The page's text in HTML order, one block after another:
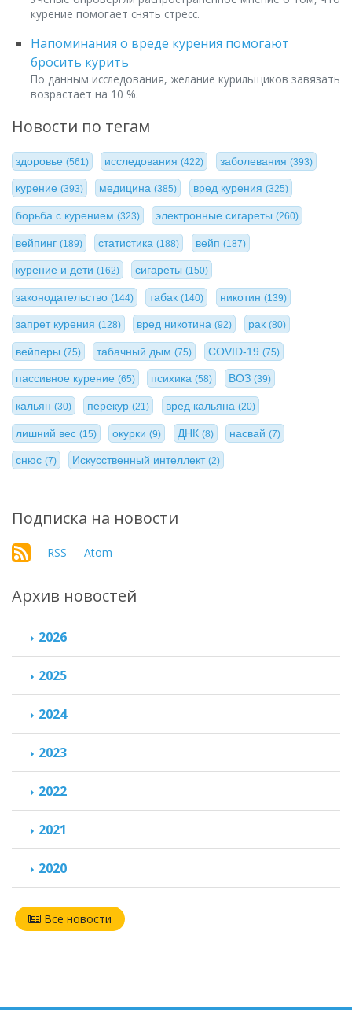
курение помогает снять стресс.
Напоминания о вреде курения помогают
бросить курить
По данным исследования, желание курильщиков завязать
возрастает на 10 %.
Новости по тегам
здоровье (561) исследования(422) заболевания (393)
курение (393) медицина(385) вред курения (325)
борьба с курением (323) электронные сигареты(260)
вейпинг (189) статистика(188) вейп (187)
курение и дети (162) сигареты(150)
законодательство (144) табак(140) никотин (139)
запрет курения (128) вред никотина(92) рак (80)
вейперы (75) табачный дым(75) COVID-19 (75)
пассивное курение (65) психика(58) ВОЗ (39)
кальян (30) перекур(21) вред кальяна (20)
лишний вес (15) окурки(9) ДНК (8) насвай(7)
снюс (7) Искусственный интеллект(2)
Подписка на новости
RSS Atom
Архив новостей
2026
2025
2024
2023
2022
2021
2020
Все новости